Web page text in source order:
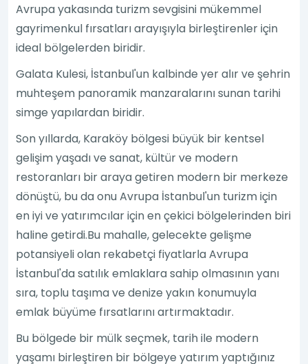
Avrupa yakasında turizm sevgisini mükemmel
gayrimenkul fırsatları arayışıyla birleştirenler için
ideal bölgelerden biridir.
Galata Kulesi, İstanbul'un kalbinde yer alır ve şehrin
muhteşem panoramik manzaralarını sunan tarihi
simge yapılardan biridir.
Son yıllarda, Karaköy bölgesi büyük bir kentsel
gelişim yaşadı ve sanat, kültür ve modern
restoranları bir araya getiren modern bir merkeze
dönüştü, bu da onu Avrupa İstanbul'un turizm için
en iyi ve yatırımcılar için en çekici bölgelerinden biri
haline getirdi.Bu mahalle, gelecekte gelişme
potansiyeli olan rekabetçi fiyatlarla Avrupa
İstanbul'da satılık emlaklara sahip olmasının yanı
sıra, toplu taşıma ve denize yakın konumuyla
emlak büyüme fırsatlarını artırmaktadır.
Bu bölgede bir mülk seçmek, tarih ile modern
yaşamı birleştiren bir bölgeye yatırım yaptığınız